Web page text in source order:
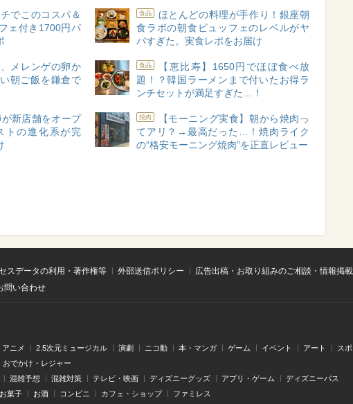
でこのコスパ＆
ェ付き1700円パ
食品
ほとんどの料理が手作り！銀座朝
食ラボの朝食ビュッフェのレベルがヤ
バすぎた。実食レポをお届け
メレンゲの卵か
朝ご飯を鎌倉で
食品
【恵比寿】1650円でほぼ食べ放
題！？韓国ラーメンまで付いたお得ラ
ンチセットが満足すぎた…！
新店舗をオープ
トの進化系が完
焼肉
【モーニング実食】朝から焼肉っ
てアリ？→最高だった…！焼肉ライク
の“格安モーニング焼肉”を正直レビュー
スデータの利用・著作権等 外部送信ポリシー
広告出稿・お取り組みのご相談・情報掲
問い合わせ
アニメ 2.5次元ミュージカル 演劇 ニコ動 本・マンガ ゲーム イベント アート ス
おでかけ・レジャー
混雑予想 混雑対策 テレビ・映画 ディズニーグッズ アプリ・ゲーム ディズニーパス
お菓子 お酒 コンビニ カフェ・ショップ ファミレス